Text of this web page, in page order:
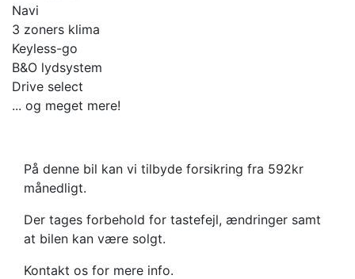
Navi
3 zoners klima
Keyless-go
B&O lydsystem
Drive select
... og meget mere!
På denne bil kan vi tilbyde forsikring fra 592kr
månedligt.
Der tages forbehold for tastefejl, ændringer samt
at bilen kan være solgt.
Kontakt os for mere info.